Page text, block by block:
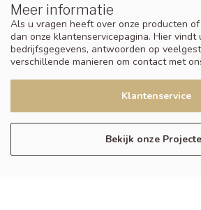
Meer informatie
Als u vragen heeft over onze producten
dan onze klantenservicepagina. Hier vindt
bedrijfsgegevens, antwoorden op
verschillende manieren om contact met
Klantenservice
Bekijk onze